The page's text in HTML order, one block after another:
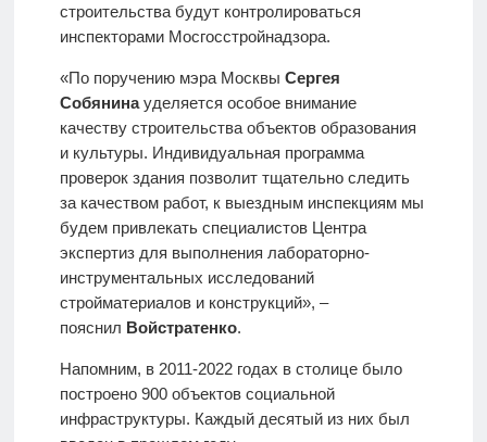
строительства будут контролироваться
инспекторами Мосгосстройнадзора.
«По поручению мэра Москвы Сергея
Собянинауделяется особое внимание
качеству строительства объектов образования
и культуры. Индивидуальная программа
проверок здания позволит тщательно следить
за качеством работ, к выездным инспекциям мы
будем привлекать специалистов Центра
экспертиз для выполнения лабораторно-
инструментальных исследований
стройматериалов и конструкций», –
пояснил Войстратенко.
Напомним, в 2011-2022 годах в столице было
построено 900 объектов социальной
инфраструктуры. Каждый десятый из них был